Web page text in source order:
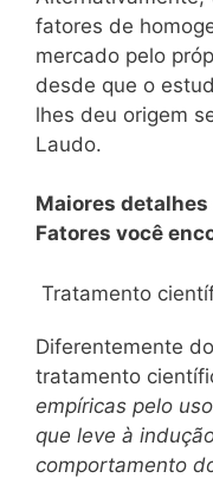
fatores de
mercado pelo
desde que o
lhes deu origem
Laudo.
Maiores
Fatores você
Tratamento
Diferentemente
tratamento
empíricas pelo
que leve à
comportamento